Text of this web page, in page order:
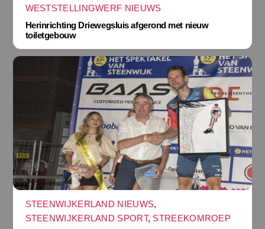
WESTSTELLINGWERF NIEUWS
Herinrichting Driewegsluis afgerond met nieuw
toiletgebouw
STEENWIJKERLAND NIEUWS,
STEENWIJKERLAND SPORT, STREEKOMROEP